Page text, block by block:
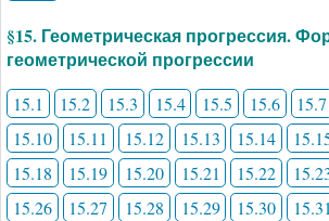
§15. Геометрическая прогрессия.
геометрической прогрессии
15.1 15.2 15.3 15.4 15.5 15.6 15.7
15.10
15.11 15.12 15.13 15.14
15.18
15.19 15.20 15.21 15.22
15.26
15.27 15.28 15.29 15.30 15.31